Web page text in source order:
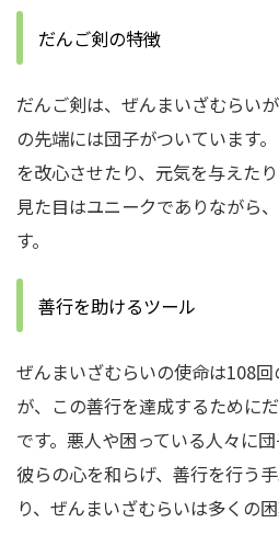
だんご剣の特徴
だんご剣は、ぜんまいざむらい
の先端には団子がついています。
を改心させたり、元気を与えた
見た目はユニークでありながら
す。
善行を助けるツール
ぜんまいざむらいの使命は108
が、この善行を達成するために
です。 悪人や困っている人々に
彼らの心を和らげ、善行を行う手
り、ぜんまいざむらいは多くの